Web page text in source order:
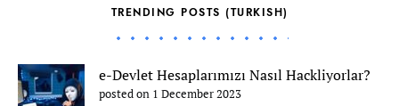
TRENDING POSTS (TURKISH)
e-Devlet Hesaplarımızı Nasıl Hackliyorlar?
posted on 1 December 2023